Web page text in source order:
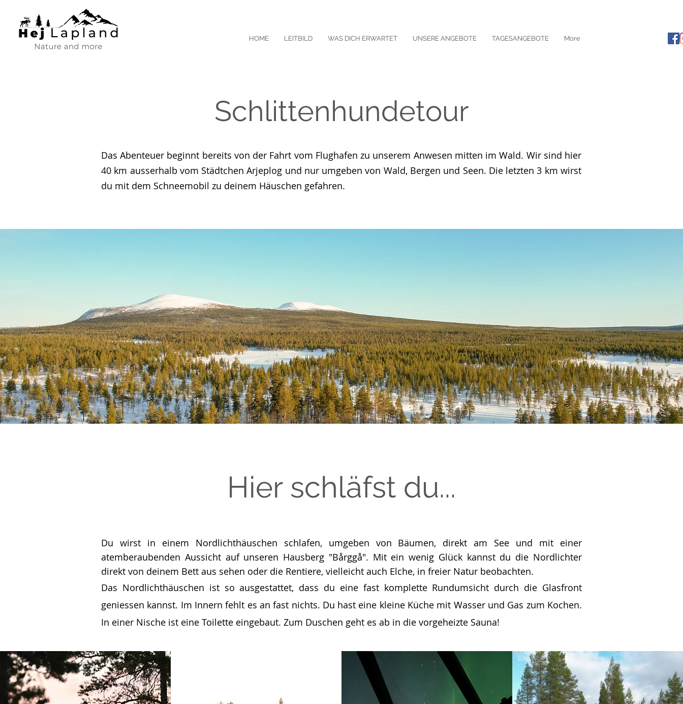
HOME LEITBILD WAS DICH ERWARTET UNSERE ANGEBOTE TAGESANGEBOTE More
Schlittenhundetour
Das Abenteuer beginnt bereits von der Fahrt vom Flughafen zu unserem Anwesen mitten im Wald. Wir sind hier
40 km ausserhalb vom Städtchen Arjeplog und nur umgeben von Wald, Bergen und Seen. Die letzten 3 km wirst
du mit dem Schneemobil zu deinem Häuschen gefahren.
Hier schläfst du...
Du wirst in einem Nordlichthäuschen schlafen, umgeben von Bäumen, direkt am See und mit einer
atemberaubenden Aussicht auf unseren Hausberg "Bårggå". Mit ein wenig Glück kannst du die Nordlichter
direkt von deinem Bett aus sehen oder die Rentiere, vielleicht auch Elche, in freier Natur beobachten.
Das Nordlichthäuschen ist so ausgestattet, dass du eine fast komplette Rundumsicht durch die Glasfront
geniessen kannst. Im Innern fehlt es an fast nichts. Du hast eine kleine Küche mit Wasser und Gas zum Kochen.
In einer Nische ist eine Toilette eingebaut. Zum Duschen geht es ab in die vorgeheizte Sauna!